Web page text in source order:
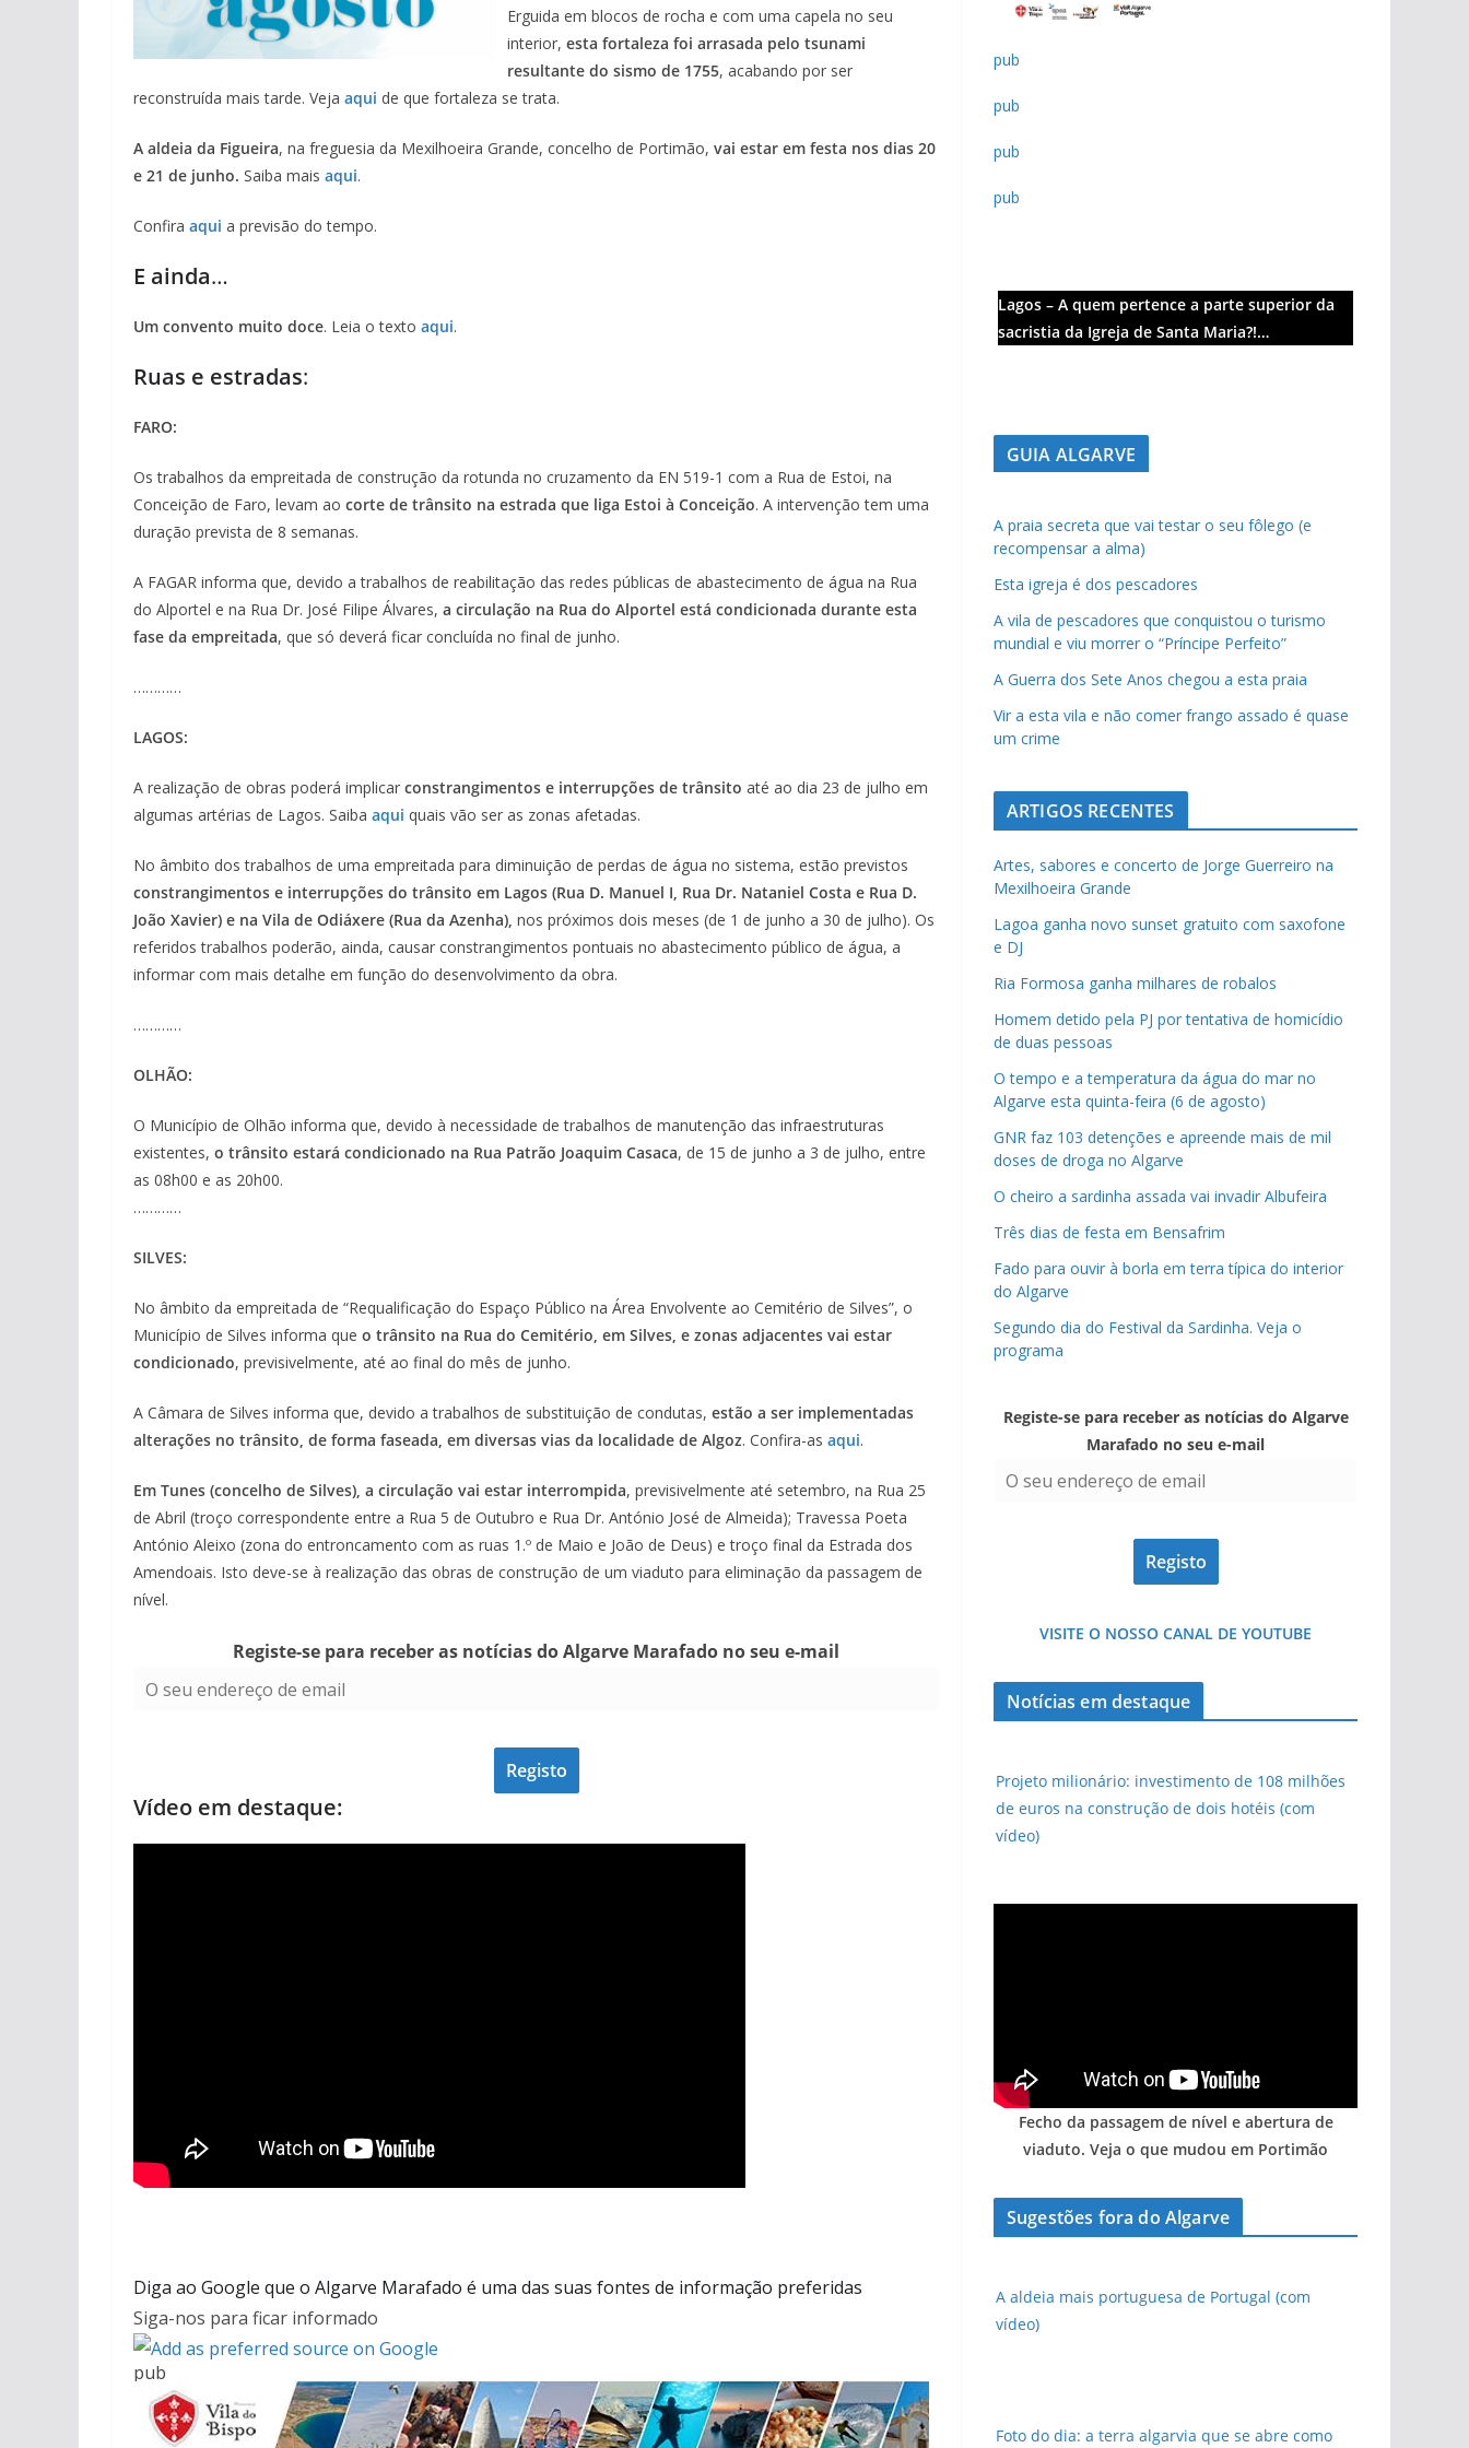
Erguida em blocos de rocha e com uma capela no seu
interior, esta fortaleza foi arrasada pelo tsunami
resultante do sismo de 1755, acabando por ser
reconstruída mais tarde. Veja aqui de que fortaleza se trata.
A aldeia da Figueira, na freguesia da Mexilhoeira Grande, concelho de Portimão, vai estar em festa nos dias 20
e 21 de junho. Saiba mais aqui.
Confira aqui a previsão do tempo.
E ainda…
Um convento muito doce. Leia o texto aqui.
Ruas e estradas:
FARO:
Os trabalhos da empreitada de construção da rotunda no cruzamento da EN 519-1 com a Rua de Estoi, na
Conceição de Faro, levam ao corte de trânsito na estrada que liga Estoi à Conceição. A intervenção tem uma
duração prevista de 8 semanas.
A FAGAR informa que, devido a trabalhos de reabilitação das redes públicas de abastecimento de água na Rua
do Alportel e na Rua Dr. José Filipe Álvares, a circulação na Rua do Alportel está condicionada durante esta
fase da empreitada, que só deverá ficar concluída no final de junho.
…………
LAGOS:
A realização de obras poderá implicar constrangimentos e interrupções de trânsito até ao dia 23 de julho em
algumas artérias de Lagos. Saiba aqui quais vão ser as zonas afetadas.
No âmbito dos trabalhos de uma empreitada para diminuição de perdas de água no sistema, estão previstos
constrangimentos e interrupções do trânsito em Lagos (Rua D. Manuel I, Rua Dr. Nataniel Costa e Rua D.
João Xavier) e na Vila de Odiáxere (Rua da Azenha), nos próximos dois meses (de 1 de junho a 30 de julho). Os
referidos trabalhos poderão, ainda, causar constrangimentos pontuais no abastecimento público de água, a
informar com mais detalhe em função do desenvolvimento da obra.
…………
OLHÃO:
O Município de Olhão informa que, devido à necessidade de trabalhos de manutenção das infraestruturas
existentes, o trânsito estará condicionado na Rua Patrão Joaquim Casaca, de 15 de junho a 3 de julho, entre
as 08h00 e as 20h00.
…………
SILVES:
No âmbito da empreitada de “Requalificação do Espaço Público na Área Envolvente ao Cemitério de Silves”, o
Município de Silves informa que o trânsito na Rua do Cemitério, em Silves, e zonas adjacentes vai estar
condicionado, previsivelmente, até ao final do mês de junho.
A Câmara de Silves informa que, devido a trabalhos de substituição de condutas, estão a ser implementadas
alterações no trânsito, de forma faseada, em diversas vias da localidade de Algoz. Confira-as aqui.
Em Tunes (concelho de Silves), a circulação vai estar interrompida, previsivelmente até setembro, na Rua 25
de Abril (troço correspondente entre a Rua 5 de Outubro e Rua Dr. António José de Almeida); Travessa Poeta
António Aleixo (zona do entroncamento com as ruas 1.º de Maio e João de Deus) e troço final da Estrada dos
Amendoais. Isto deve-se à realização das obras de construção de um viaduto para eliminação da passagem de
nível.
Registe-se para receber as notícias do Algarve Marafado no seu e-mail
Vídeo em destaque:
Diga ao Google que o Algarve Marafado é uma das suas fontes de informação preferidas
Siga-nos para ficar informado
pub
pub
pub
pub
pub
pub
pub
pub
Lagos – A quem pertence a parte superior da
sacristia da Igreja de Santa Maria?!…
GUIA ALGARVE
A praia secreta que vai testar o seu fôlego (e
recompensar a alma)
Esta igreja é dos pescadores
A vila de pescadores que conquistou o turismo
mundial e viu morrer o “Príncipe Perfeito”
A Guerra dos Sete Anos chegou a esta praia
Vir a esta vila e não comer frango assado é quase
um crime
ARTIGOS RECENTES
Artes, sabores e concerto de Jorge Guerreiro na
Mexilhoeira Grande
Lagoa ganha novo sunset gratuito com saxofone
e DJ
Ria Formosa ganha milhares de robalos
Homem detido pela PJ por tentativa de homicídio
de duas pessoas
O tempo e a temperatura da água do mar no
Algarve esta quinta-feira (6 de agosto)
GNR faz 103 detenções e apreende mais de mil
doses de droga no Algarve
O cheiro a sardinha assada vai invadir Albufeira
Três dias de festa em Bensafrim
Fado para ouvir à borla em terra típica do interior
do Algarve
Segundo dia do Festival da Sardinha. Veja o
programa
Registe-se para receber as notícias do Algarve
Marafado no seu e-mail
VISITE O NOSSO CANAL DE YOUTUBE
Notícias em destaque
Projeto milionário: investimento de 108 milhões
de euros na construção de dois hotéis (com
vídeo)
Fecho da passagem de nível e abertura de
viaduto. Veja o que mudou em Portimão
Sugestões fora do Algarve
A aldeia mais portuguesa de Portugal (com
vídeo)
Foto do dia: a terra algarvia que se abre como